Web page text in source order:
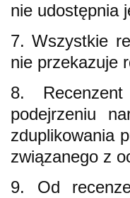
nie udostępnia
7. Wszystkie
nie przekazuje
8.
podejrzeniu
zduplikowania
związanego z
9. Od